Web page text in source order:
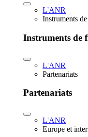
L'ANR
Instruments
Instruments de
L'ANR
Partenariats
Partenariats
L'ANR
Europe et